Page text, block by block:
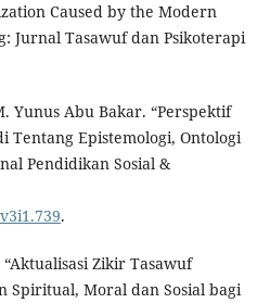
Caused by the Modern
Jurnal Tasawuf dan Psikoterapi
Yunus Abu Bakar. “Perspektif
Tentang Epistemologi, Ontologi
Pendidikan Sosial &
.
Zikir Tasawuf
Spiritual, Moral dan Sosial bagi